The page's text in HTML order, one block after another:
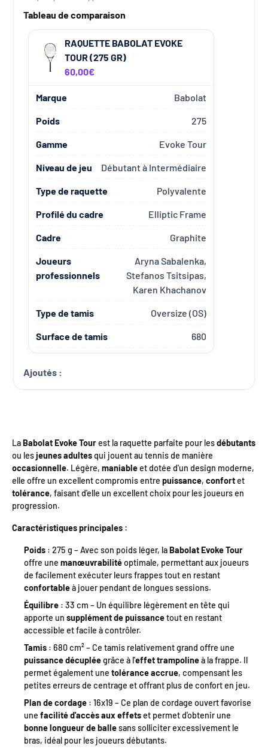
Tableau de comparaison
RAQUETTE BABOLAT EVOKE
TOUR (275 GR)
60,00€
Marque Babolat
Poids 275
Gamme Evoke Tour
Niveau de jeu Débutant à Intermédiaire
Type de raquette Polyvalente
Profilé du cadre Elliptic Frame
Cadre Graphite
Joueurs
professionnels
Aryna Sabalenka,
Stefanos Tsitsipas,
Karen Khachanov
Type de tamis Oversize (OS)
Surface de tamis 680
Ajoutés :
La Babolat Evoke Tourest la raquette parfaite pour lesdébutants
ou lesjeunes adultesqui jouent au tennis de manière
occasionnelle. Légère, maniableet dotée d'un design moderne,
elle offre un excellent compromis entre puissance, confortet
tolérance, faisant d'elle un excellent choix pour les joueurs en
progression.
Caractéristiques principales :
Poids : 275 g – Avec son poids léger, la Babolat Evoke Tour
offre une manœuvrabilitéoptimale, permettant aux joueurs
de facilement exécuter leurs frappes tout en restant
confortableà jouer pendant de longues sessions.
Équilibre : 33 cm – Un équilibre légèrement en tête qui
apporte un supplément de puissancetout en restant
accessible et facile à contrôler.
Tamis : 680 cm² – Ce tamis relativement grand offre une
puissance décupléegrâce à l'effet trampolineà la frappe. Il
permet également une tolérance accrue, compensant les
petites erreurs de centrage et offrant plus de confort en jeu.
Plan de cordage : 16x19 – Ce plan de cordage ouvert favorise
une facilité d'accès aux effetset permet d'obtenir une
bonne longueur de ballesans solliciter excessivement le
bras, idéal pour les joueurs débutants.